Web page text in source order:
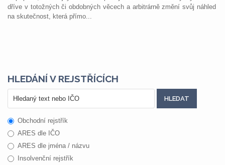
dříve v totožných či obdobných věcech a arbitrárně změní svůj náhled
na skutečnost, která přímo...
HLEDÁNÍ V REJSTŘÍCÍCH
Obchodní rejstřík
ARES dle IČO
ARES dle jména / názvu
Insolvenční rejstřík